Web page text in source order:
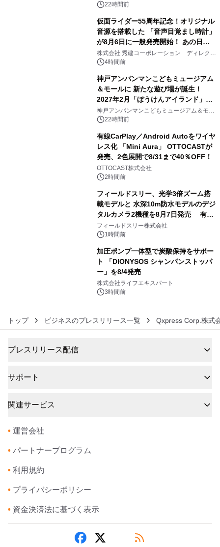
22時間前
仮面ライダー55周年記念！オリジナル
音源を搭載した 「音声目覚まし時計」
が8月6日に一般発売開始！ あの日の
大興奮が今甦る
株式会社 秀建コーポレーション ディレクト
アートギャラリー
4時間前
神戸アンパンマンこどもミュージアム
＆モールに 新たな遊び場が誕生！
2027年2月「ぼうけんアイランド」が
オープン
神戸アンパンマンこどもミュージアム＆モー
ル 22時間前
有線CarPlay／Android Autoをワイヤ
レス化 「Mini Aura」 OTTOCASTが
発売、2色展開で8/31まで40％OFF！
OTTOCAST株式会社
2時間前
フィールドスリー、光学3倍ズーム搭
載モデルと 水深10m防水モデルのデジ
タルカメラ2機種を8月7日発売 有効
約1300万画素、用途別に選べるコンデ
ジ新登場
フィールドスリー株式会社
1時間前
加圧ポンプ一体型で炭酸保持をサポー
ト 「DIONYSOS シャンパンストッパ
ー」を8/4発売
株式会社ライフエキスパート
3時間前
トップ ビジネスのプレスリリース一覧 Qxpress Corp.株式
プレスリリース配信
サポート
関連サービス
• 運営会社
• パートナープログラム
• 利用規約
• プライバシーポリシー
• 資金決済法に基づく表示